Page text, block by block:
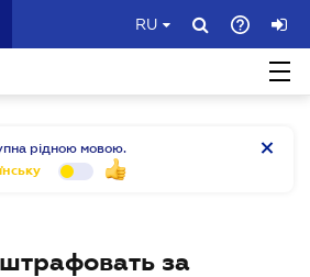
RU
рідною мовою.
за